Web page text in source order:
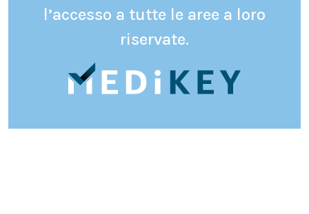
l’accesso a tutte le aree a loro
riservate.